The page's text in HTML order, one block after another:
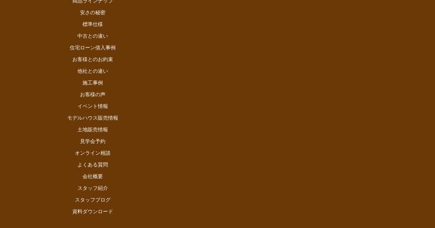
安さの秘密
標準仕様
中古との違い
住宅ローン借入事例
お客様とのお約束
他社との違い
施工事例
お客様の声
イベント情報
モデルハウス販売情報
土地販売情報
見学会予約
オンライン相談
よくある質問
会社概要
スタッフ紹介
スタッフブログ
資料ダウンロード